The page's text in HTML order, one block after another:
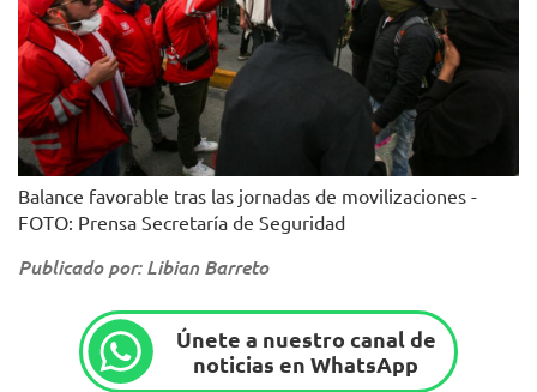
Balance favorable tras las jornadas de movilizaciones -
FOTO: Prensa Secretaría de Seguridad
Publicado por: Libian Barreto
Únete a nuestro canal de
noticias en WhatsApp